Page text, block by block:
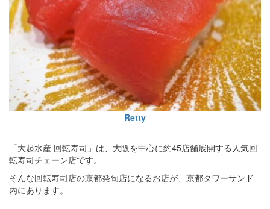
Retty
「大起水産 回転寿司」は、大阪を中心に約45店舗展開する人気回
転寿司チェーン店です。
そんな回転寿司店の京都発旬店になるお店が、京都タワーサンド
内にあります。